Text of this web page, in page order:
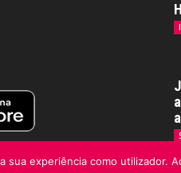
experiência como